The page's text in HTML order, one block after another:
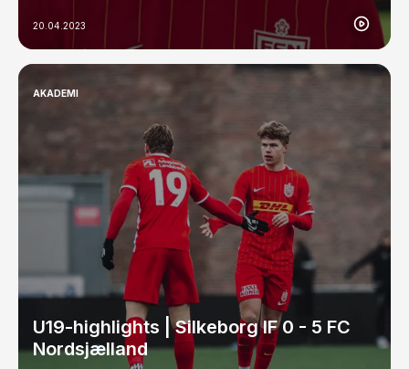
20.04.2023
AKADEMI
U19-highlights | Silkeborg IF 0 - 5 FC
Nordsjælland